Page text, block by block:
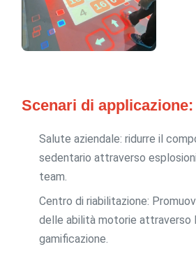
Scenari di applicazione:
Salute aziendale: ridurre il
sedentario attraverso
team.
Centro di riabilitazione:
delle abilità motorie attraverso
gamificazione.